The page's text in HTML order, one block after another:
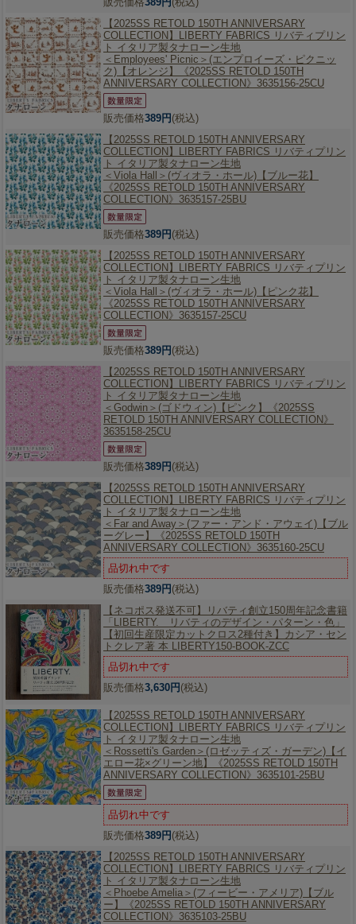
【2025SS RETOLD 150TH ANNIVERSARY
COLLECTION】
LIBERTY FABRICS リバティプリン
ト イタリア製タナローン生地
＜Employees' Picnic＞(エンプロイーズ・ピクニッ
ク)【オレンジ】《2025SS RETOLD 150TH
ANNIVERSARY COLLECTION》3635156-25CU
販売価格389円 (税込)
【2025SS RETOLD 150TH ANNIVERSARY
COLLECTION】
LIBERTY FABRICS リバティプリン
ト イタリア製タナローン生地
＜Viola Hall＞(ヴィオラ・ホール)【ブルー花】
《2025SS RETOLD 150TH ANNIVERSARY
COLLECTION》3635157-25BU
販売価格389円 (税込)
【2025SS RETOLD 150TH ANNIVERSARY
COLLECTION】
LIBERTY FABRICS リバティプリン
ト イタリア製タナローン生地
＜Viola Hall＞(ヴィオラ・ホール)【ピンク花】
《2025SS RETOLD 150TH ANNIVERSARY
COLLECTION》3635157-25CU
販売価格389円 (税込)
【2025SS RETOLD 150TH ANNIVERSARY
COLLECTION】
LIBERTY FABRICS リバティプリン
ト イタリア製タナローン生地
＜Godwin＞(ゴドウィン)【ピンク】《2025SS
RETOLD 150TH ANNIVERSARY COLLECTION》
3635158-25CU
販売価格389円 (税込)
【2025SS RETOLD 150TH ANNIVERSARY
COLLECTION】
LIBERTY FABRICS リバティプリン
ト イタリア製タナローン生地
＜Far and Away＞(ファー・アンド・アウェイ)【ブル
ーグレー】《2025SS RETOLD 150TH
ANNIVERSARY COLLECTION》3635160-25CU
品切れ中です
販売価格389円 (税込)
【ネコポス発送不可】
リバティ創立150周年記念書籍
「LIBERTY. リバティのデザイン・パターン・色」
【初回生産限定カットクロス2種付き】カシア・セン
トクレア著 本 LIBERTY150-BOOK-ZCC
品切れ中です
販売価格3,630円 (税込)
【2025SS RETOLD 150TH ANNIVERSARY
COLLECTION】
LIBERTY FABRICS リバティプリン
ト イタリア製タナローン生地
＜Rossetti's Garden＞(ロゼッティズ・ガーデン)【イ
エロー花×グリーン地】《2025SS RETOLD 150TH
ANNIVERSARY COLLECTION》3635101-25BU
品切れ中です
販売価格389円 (税込)
【2025SS RETOLD 150TH ANNIVERSARY
COLLECTION】
LIBERTY FABRICS リバティプリン
ト イタリア製タナローン生地
＜Phoebe Amelia＞(フィービー・アメリア)【ブル
ー】《2025SS RETOLD 150TH ANNIVERSARY
COLLECTION》3635103-25BU